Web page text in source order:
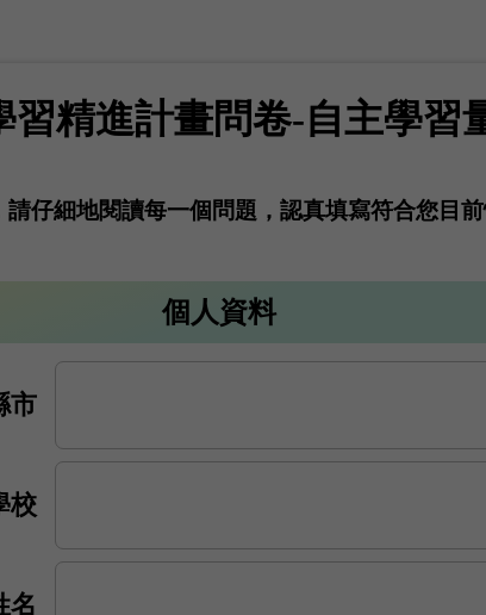
習精進計畫問卷-自主學習
仔細地閱讀每一個問題，認真填寫符合您目
個人資料
市
校
名